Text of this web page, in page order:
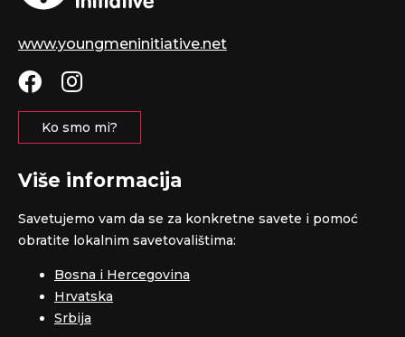
www.youngmeninitiative.net
Ko smo mi?
Više informacija
Savetujemo vam da se za konkretne savete i pomoć
obratite lokalnim savetovalištima:
Bosna i Hercegovina
Hrvatska
Srbija